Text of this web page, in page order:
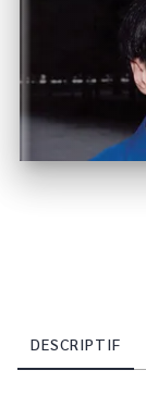
DESCRIPTIF